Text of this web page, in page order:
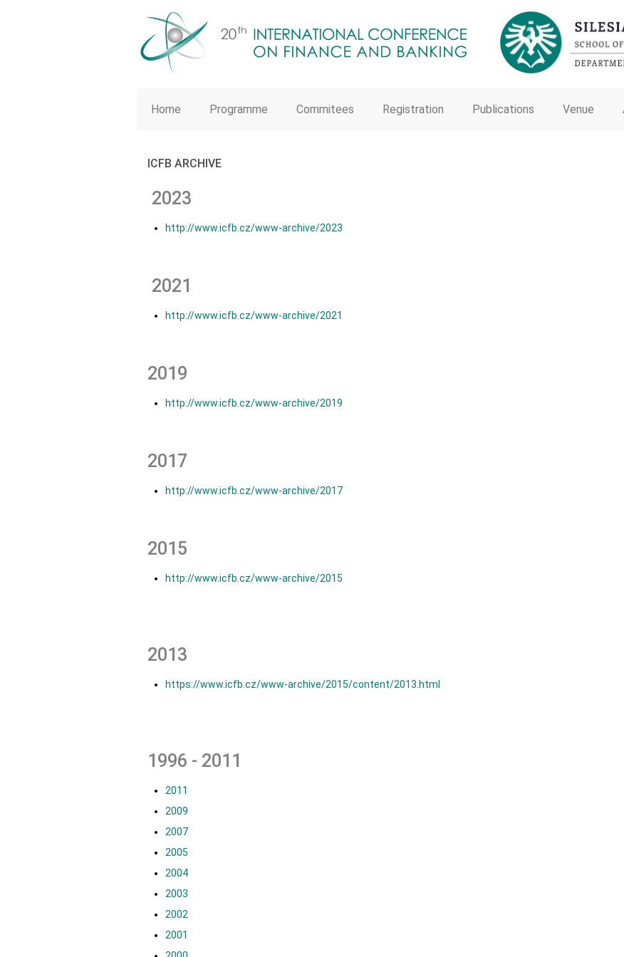
Home Programme Commitees Registration Publications Venue
ICFB ARCHIVE
2023
http://www.icfb.cz/www-archive/2023
2021
http://www.icfb.cz/www-archive/2021
2019
http://www.icfb.cz/www-archive/2019
2017
http://www.icfb.cz/www-archive/2017
2015
http://www.icfb.cz/www-archive/2015
2013
https://www.icfb.cz/www-archive/2015/content/2013.html
1996 - 2011
2011
2009
2007
2005
2004
2003
2002
2001